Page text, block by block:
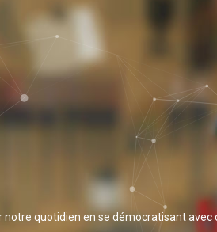
quotidien en se démocratisant